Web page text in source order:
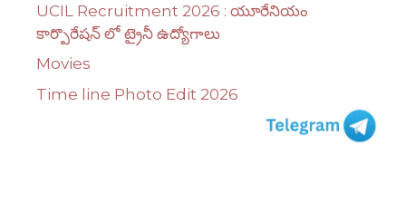
UCIL Recruitment 2026 : యూరేనియం
కార్పొరేషన్ లో ట్రైనీ ఉద్యోగాలు
Movies
Time line Photo Edit 2026